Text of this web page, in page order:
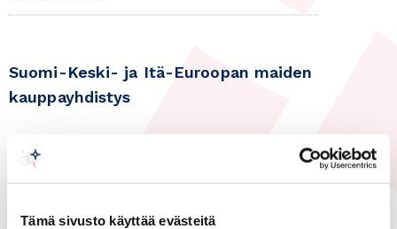
Tämä sivusto käyttää evästeitä
Suomi-Keski- ja Itä-Euroopan maiden
kauppayhdistys